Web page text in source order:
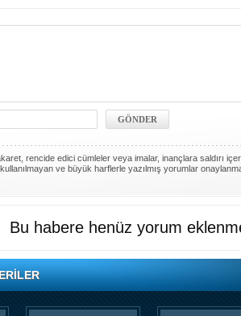
rencide edici cümleler veya imalar, inançlara saldırı
ve büyük harflerle yazılmış yorumlar
Bu habere henüz yorum